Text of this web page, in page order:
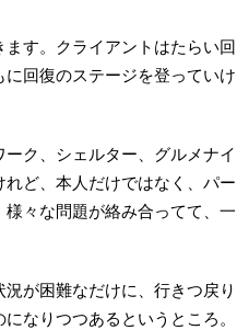
す。クライアントはたらい回
回復のステージを登っていけ
ク、シェルター、グルメナイ
ど、本人だけではなく、パー
々な問題が絡み合ってて、一
が困難なだけに、行きつ戻り
なりつつあるというところ。